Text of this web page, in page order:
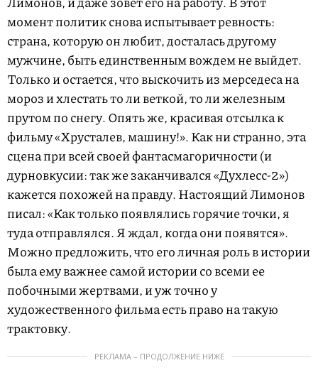
момент политик снова испытывает ревность:
страна, которую он любит, досталась другому
мужчине, быть единственным вождем не выйдет.
Только и остается, что выскочить из мерседеса на
мороз и хлестать то ли веткой, то ли железным
прутом по снегу. Опять же, красивая отсылка к
фильму «Хрусталев, машину!». Как ни странно, эта
сцена при всей своей фантасмагоричности (и
дурновкусии: так же заканчивался «Духлесс-2»)
кажется похожей на правду. Настоящий Лимонов
писал: «Как только появлялись горячие точки, я
туда отправлялся. Я ждал, когда они появятся».
Можно предложить, что его личная роль в истории
была ему важнее самой истории со всеми ее
побочными жертвами, и уж точно у
художественного фильма есть право на такую
трактовку.
РЕКЛАМА – ПРОДОЛЖЕНИЕ НИЖЕ